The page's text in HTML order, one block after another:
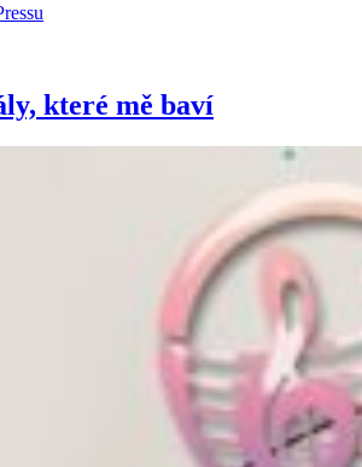
které mě baví